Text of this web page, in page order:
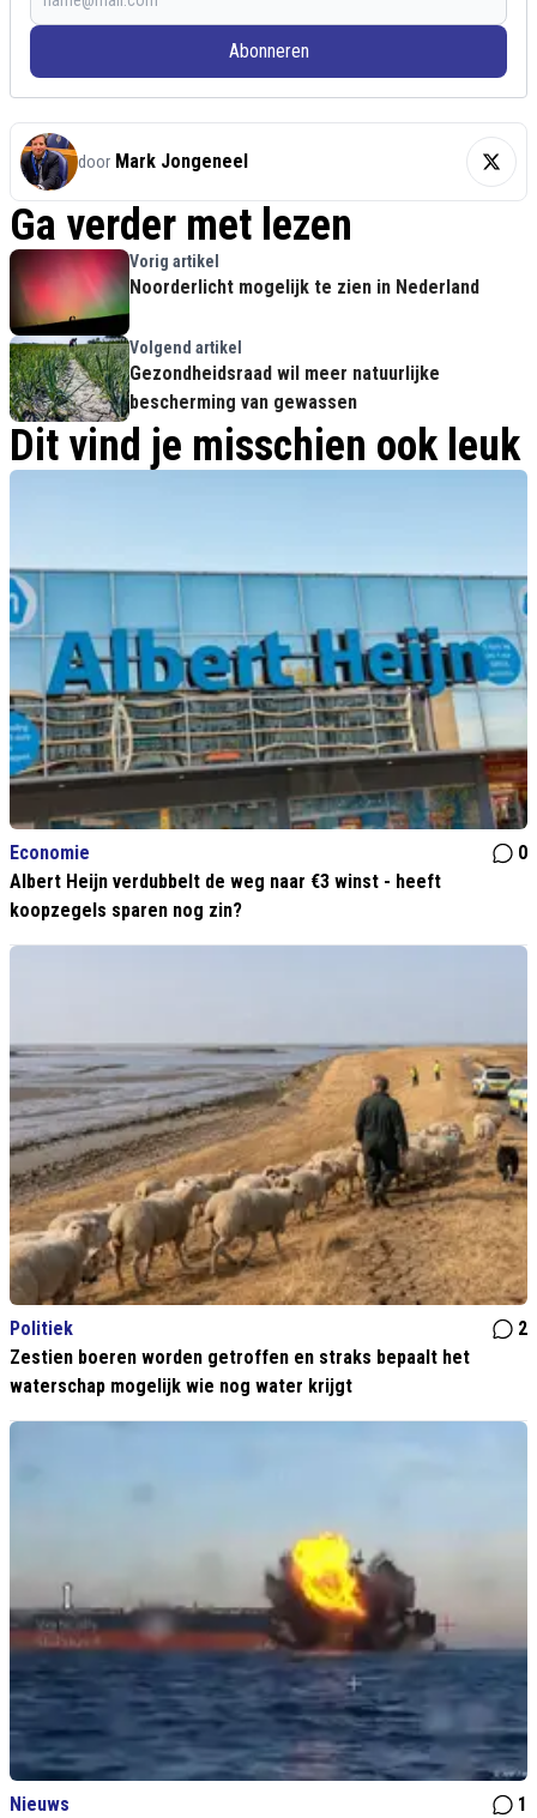
Abonneren
door Mark Jongeneel
Ga verder met lezen
Vorig artikel
Noorderlicht mogelijk te zien in Nederland
Volgend artikel
Gezondheidsraad wil meer natuurlijke
bescherming van gewassen
Dit vind je misschien ook leuk
Economie
0
Albert Heijn verdubbelt de weg naar €3 winst - heeft
koopzegels sparen nog zin?
Politiek
2
Zestien boeren worden getroffen en straks bepaalt het
waterschap mogelijk wie nog water krijgt
Nieuws
1